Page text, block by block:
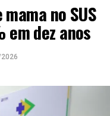
no SUS
dez anos